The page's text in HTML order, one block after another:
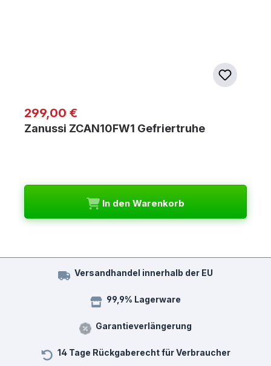
Regulärer Preis:
299,00 €
Zanussi ZCAN10FW1 Gefriertruhe
In den Warenkorb
Versandhandel innerhalb der EU
99,9% Lagerware
Garantieverlängerung
14 Tage Rückgaberecht für Verbraucher